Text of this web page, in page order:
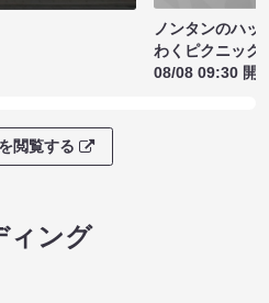
ノンタンのハッ
わくピクニック
08/08 09:30 開
閲覧する
ィング